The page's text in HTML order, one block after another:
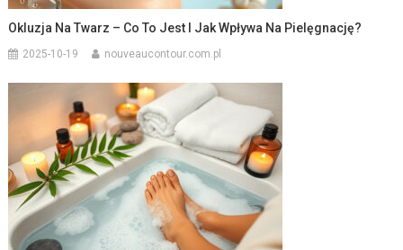
Okluzja Na Twarz – Co To Jest I Jak Wpływa Na Pielęgnację?
2025-10-19 nouveaucontour.com.pl